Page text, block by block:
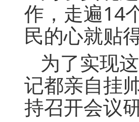
作，走遍14
民的心就贴
为了实现
记都亲自挂
持召开会议